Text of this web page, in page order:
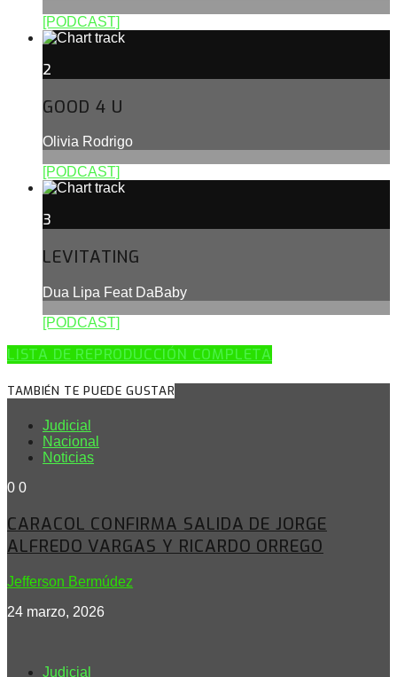
[PODCAST]
2
GOOD 4 U
Olivia Rodrigo
[PODCAST]
3
LEVITATING
Dua Lipa Feat DaBaby
[PODCAST]
LISTA DE REPRODUCCIÓN COMPLETA
TAMBIÉN TE PUEDE GUSTAR
Judicial
Nacional
Noticias
0 0
CARACOL CONFIRMA SALIDA DE JORGE
ALFREDO VARGAS Y RICARDO ORREGO
Jefferson Bermúdez
24 marzo, 2026
Judicial